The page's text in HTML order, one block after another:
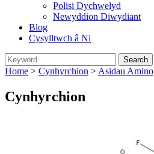
Polisi Dychwelyd
Newyddion Diwydiant
Blog
Cysylltwch â Ni
Home > Cynhyrchion > Asidau Amino
Cynhyrchion